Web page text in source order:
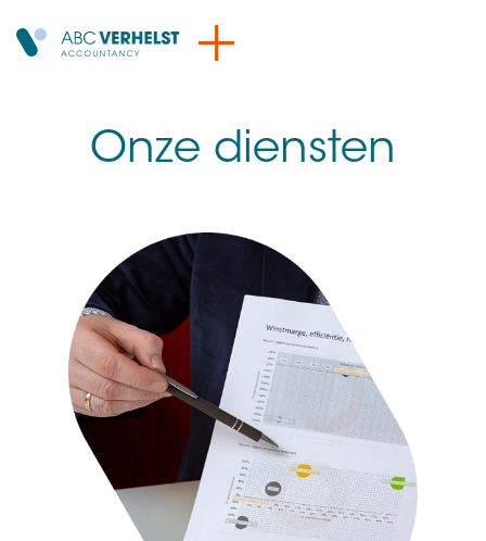
Onze diensten